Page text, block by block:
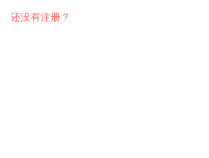
还没有注册？